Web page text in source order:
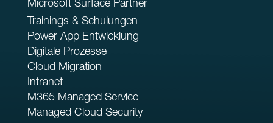
Microsoft Surface Partner
Trainings & Schulungen
Power App Entwicklung
Digitale Prozesse
Cloud Migration
Intranet
M365 Managed Service
Managed Cloud Security